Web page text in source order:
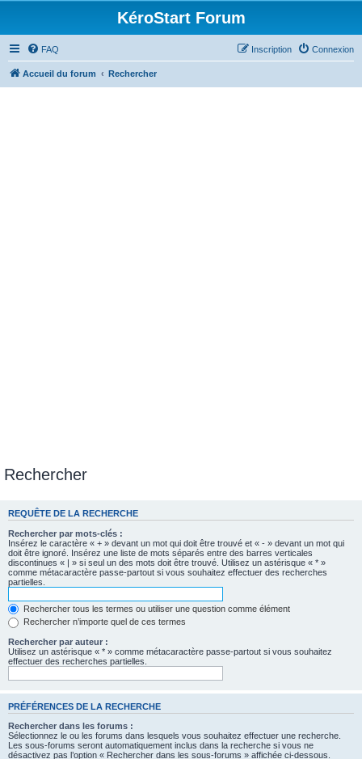
KéroStart Forum
FAQ Connexion
Inscription
Accueil du forum Rechercher
Rechercher
REQUÊTE DE LA RECHERCHE
Rechercher par mots-clés :
Insérez le caractère « + » devant un mot qui doit être trouvé et « - » devant un mot qui
doit être ignoré. Insérez une liste de mots séparés entre des barres verticales
discontinues « | » si seul un des mots doit être trouvé. Utilisez un astérisque « * »
comme métacaractère passe-partout si vous souhaitez effectuer des recherches
partielles.
Rechercher tous les termes ou utiliser une question comme élément
Rechercher n’importe quel de ces termes
Rechercher par auteur :
Utilisez un astérisque « * » comme métacaractère passe-partout si vous souhaitez
effectuer des recherches partielles.
PRÉFÉRENCES DE LA RECHERCHE
Rechercher dans les forums :
Sélectionnez le ou les forums dans lesquels vous souhaitez effectuer une recherche.
Les sous-forums seront automatiquement inclus dans la recherche si vous ne
désactivez pas l’option « Rechercher dans les sous-forums » affichée ci-dessous.